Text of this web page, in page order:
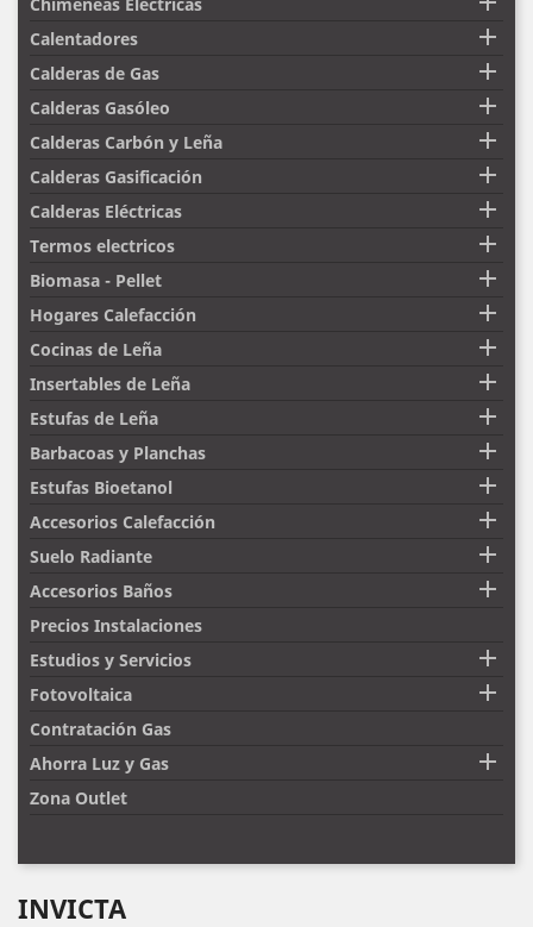
Calentadores 
Calderas de Gas 
Calderas Gasóleo 
Calderas Carbón y Leña 
Calderas Gasificación 
Calderas Eléctricas 
Termos electricos 
Biomasa - Pellet 
Hogares Calefacción 
Cocinas de Leña 
Insertables de Leña 
Estufas de Leña 
Barbacoas y Planchas 
Estufas Bioetanol 
Accesorios Calefacción 
Suelo Radiante 
Accesorios Baños 
Precios Instalaciones
Estudios y Servicios

Fotovoltaica 
Contratación Gas
Ahorra Luz y Gas

Zona Outlet
INVICTA